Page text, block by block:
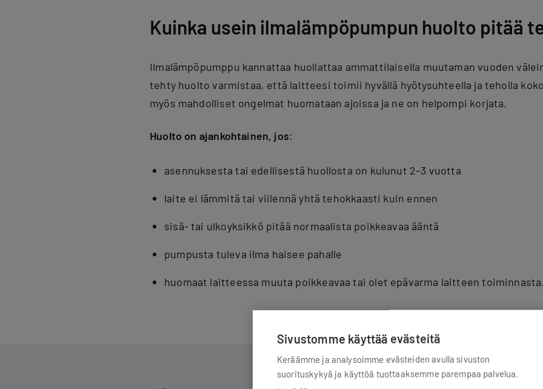
Kuinka usein ilmalämpöpumpun huolto pitää
Ilmalämpöpumppu kannattaa huollattaa ammattilaisella muutaman vuoden
tehty huolto varmistaa, että laitteesi toimii hyvällä hyötysuhteella ja teholla
myös mahdolliset ongelmat huomataan ajoissa ja ne on helpompi korjata.
Huolto on ajankohtainen, jos:
asennuksesta tai edellisestä huollosta on kulunut 2–3 vuotta
laite ei lämmitä tai viilennä yhtä tehokkaasti kuin ennen
sisä- tai ulkoyksikkö pitää normaalista poikkeavaa ääntä
pumpusta tuleva ilma haisee pahalle
huomaat laitteessa muuta poikkeavaa tai olet epävarma laitteen
Sivustomme käyttää evästeitä
Keräämme ja analysoimme evästeiden avulla sivuston
suorituskykyä ja käyttöä tuottaaksemme parempaa palvelua.